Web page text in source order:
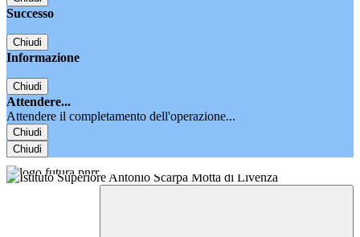
Successo
Chiudi
Informazione
Chiudi
Attendere...
Attendere il completamento dell'operazione...
Chiudi
Chiudi